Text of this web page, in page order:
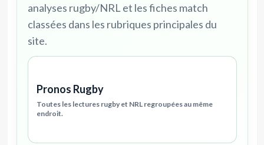
analyses rugby/NRL et les fiches match
classées dans les rubriques principales du
site.
Pronos Rugby
Toutes les lectures rugby et NRL regroupées au même
endroit.